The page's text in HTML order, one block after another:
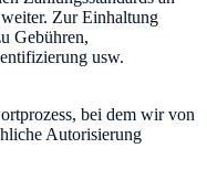
Zur Einhaltung
Gebühren,
usw.
bei dem wir von
Autorisierung